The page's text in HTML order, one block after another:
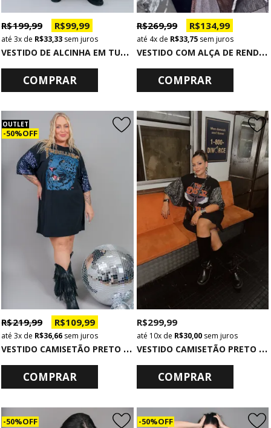
V
ESTIDO DE ALCINHA EM TULE PRETO COM ESTRELINHAS PEQUENAS
R$ 199,99 R$ 99,99
3x de R$ 33,33 sem juros
COMPRAR
V
ESTIDO COM ALÇA DE RENDA PRETO COM BODY
R$ 269,99 R$ 134,99
4xde R$ 33,75sem juros
COMPRAR
OUTLET
50% OFF
V
ESTIDO CAMISETÃO PRETO COM MANGAS DE PAETÊ THRILLING
R$ 219,99 R$ 109,99
3x de R$ 36,66 sem juros
COMPRAR
V
ESTIDO CAMISETÃO PRETO COM MANGAS BUFANTES DE PAETÊ DISCO
R$ 299,99
10xde R$ 30,00sem juros
COMPRAR
50% OFF 50% OFF